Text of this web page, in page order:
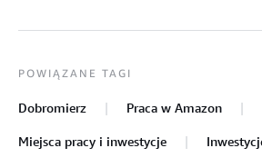
POWIĄZANE TAGI
Dobromierz Praca w Amazon
Miejsca pracy i inwestycje